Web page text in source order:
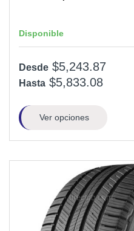
Disponible
Desde $5,243.87
Hasta $5,833.08
Ver opciones